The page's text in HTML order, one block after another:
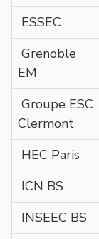
ESSEC
Grenoble
EM
Groupe ESC
Clermont
HEC Paris
ICN BS
INSEEC BS